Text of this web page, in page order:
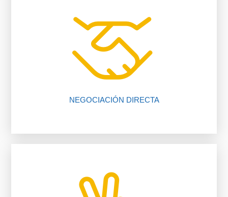
NEGOCIACIÓN DIRECTA
El 80% de las negociaciones se pierden por
falta de comunicación entre comprador y
vendedor, nosotros te ayudamos.